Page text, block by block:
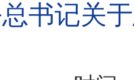
书记关